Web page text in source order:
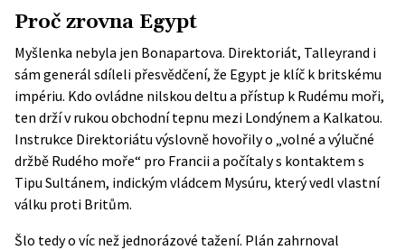
Proč zrovna Egypt
Myšlenka nebyla jen Bonapartova. Direktoriát, Talleyrand i
sám generál sdíleli přesvědčení, že Egypt je klíč k britskému
impériu. Kdo ovládne nilskou deltu a přístup k Rudému moři,
ten drží v rukou obchodní tepnu mezi Londýnem a Kalkatou.
Instrukce Direktoriátu výslovně hovořily o „volné a výlučné
držbě Rudého moře“ pro Francii a počítaly s kontaktem s
Tipu Sultánem, indickým vládcem Mysúru, který vedl vlastní
válku proti Britům.
Šlo tedy o víc než jednorázové tažení. Plán zahrnoval